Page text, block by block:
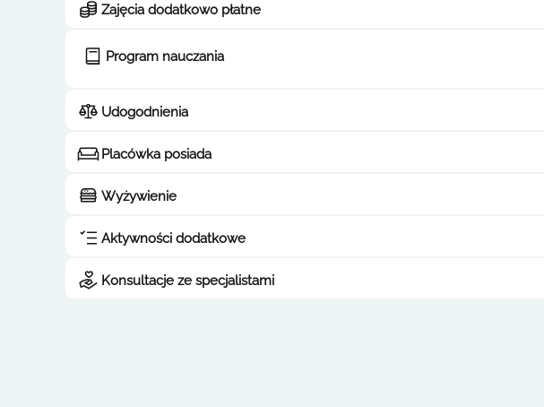
Zajęcia dodatkowo płatne
Program nauczania
Udogodnienia
Placówka posiada
Wyżywienie
Aktywności dodatkowe
Konsultacje ze specjalistami